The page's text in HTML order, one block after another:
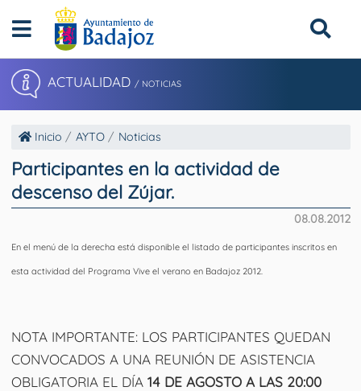
ACTUALIDAD / NOTICIAS
Inicio AYTO Noticias
Participantes en la actividad de
descenso del Zújar.
08.08.2012
En el menú de la derecha está disponible el listado de participantes inscritos en
esta actividad del Programa Vive el verano en Badajoz 2012.
NOTA IMPORTANTE: LOS PARTICIPANTES QUEDAN
CONVOCADOS A UNA REUNIÓN DE ASISTENCIA
OBLIGATORIA EL DÍA 14 DE AGOSTO A LAS 20:00